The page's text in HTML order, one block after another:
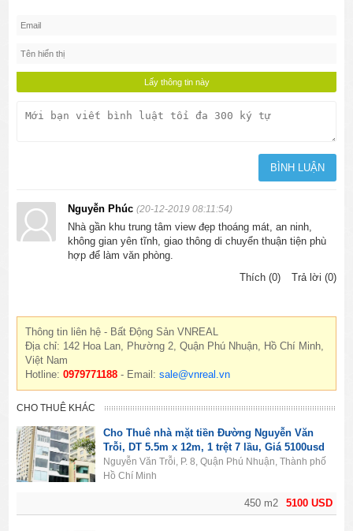
Nguyễn Phúc(20-12-2019 08:11:54)
Nhà gần khu trung tâm view đẹp thoáng mát, an ninh,
không gian yên tĩnh, giao thông di chuyển thuận tiện phù
hợp để làm văn phòng.
Thích (0)
Trả lời (0)
Thông tin liên hệ - Bất Động Sản VNREAL
Địa chỉ: 142 Hoa Lan, Phường 2, Quận Phú Nhuận, Hồ Chí Minh,
Việt Nam
Hotline:0979771188 - Email:sale@vnreal.vn
CHO THUÊ KHÁC
5100 USD
450 m2
Cho Thuê nhà mặt tiền Đường Nguyễn Văn
Trỗi, DT 5.5m x 12m, 1 trệt 7 lầu, Giá 5100usd
Nguyễn Văn Trỗi, P. 8, Quận Phú Nhuận, Thành phố
Hồ Chí Minh